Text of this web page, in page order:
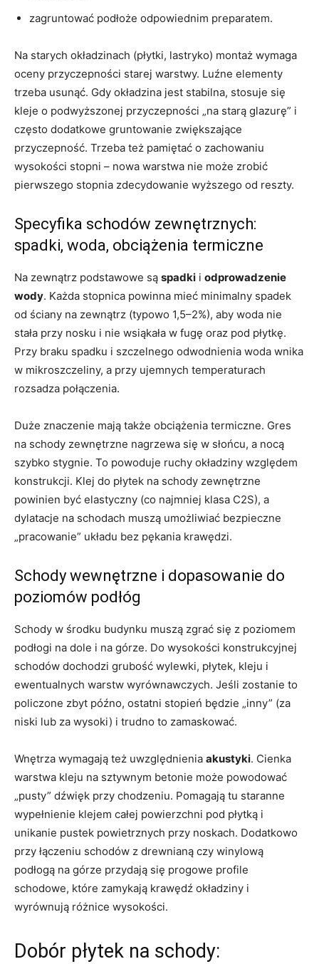
zagruntować podłoże odpowiednim preparatem.
Na starych okładzinach (płytki, lastryko) montaż wymaga
oceny przyczepności starej warstwy. Luźne elementy
trzeba usunąć. Gdy okładzina jest stabilna, stosuje się
kleje o podwyższonej przyczepności „na starą glazurę” i
często dodatkowe gruntowanie zwiększające
przyczepność. Trzeba też pamiętać o zachowaniu
wysokości stopni – nowa warstwa nie może zrobić
pierwszego stopnia zdecydowanie wyższego od reszty.
Specyfika schodów zewnętrznych:
spadki, woda, obciążenia termiczne
Na zewnątrz podstawowe są spadki i odprowadzenie
wody. Każda stopnica powinna mieć minimalny spadek
od ściany na zewnątrz (typowo 1,5–2%), aby woda nie
stała przy nosku i nie wsiąkała w fugę oraz pod płytkę.
Przy braku spadku i szczelnego odwodnienia woda wnika
w mikroszczeliny, a przy ujemnych temperaturach
rozsadza połączenia.
Duże znaczenie mają także obciążenia termiczne. Gres
na schody zewnętrzne nagrzewa się w słońcu, a nocą
szybko stygnie. To powoduje ruchy okładziny względem
konstrukcji. Klej do płytek na schody zewnętrzne
powinien być elastyczny (co najmniej klasa C2S), a
dylatacje na schodach muszą umożliwiać bezpieczne
„pracowanie” układu bez pękania krawędzi.
Schody wewnętrzne i dopasowanie do
poziomów podłóg
Schody w środku budynku muszą zgrać się z poziomem
podłogi na dole i na górze. Do wysokości konstrukcyjnej
schodów dochodzi grubość wylewki, płytek, kleju i
ewentualnych warstw wyrównawczych. Jeśli zostanie to
policzone zbyt późno, ostatni stopień będzie „inny” (za
niski lub za wysoki) i trudno to zamaskować.
Wnętrza wymagają też uwzględnienia akustyki. Cienka
warstwa kleju na sztywnym betonie może powodować
„pusty” dźwięk przy chodzeniu. Pomagają tu staranne
wypełnienie klejem całej powierzchni pod płytką i
unikanie pustek powietrznych przy noskach. Dodatkowo
przy łączeniu schodów z drewnianą czy winylową
podłogą na górze przydają się progowe profile
schodowe, które zamykają krawędź okładziny i
wyrównują różnice wysokości.
Dobór płytek na schody: